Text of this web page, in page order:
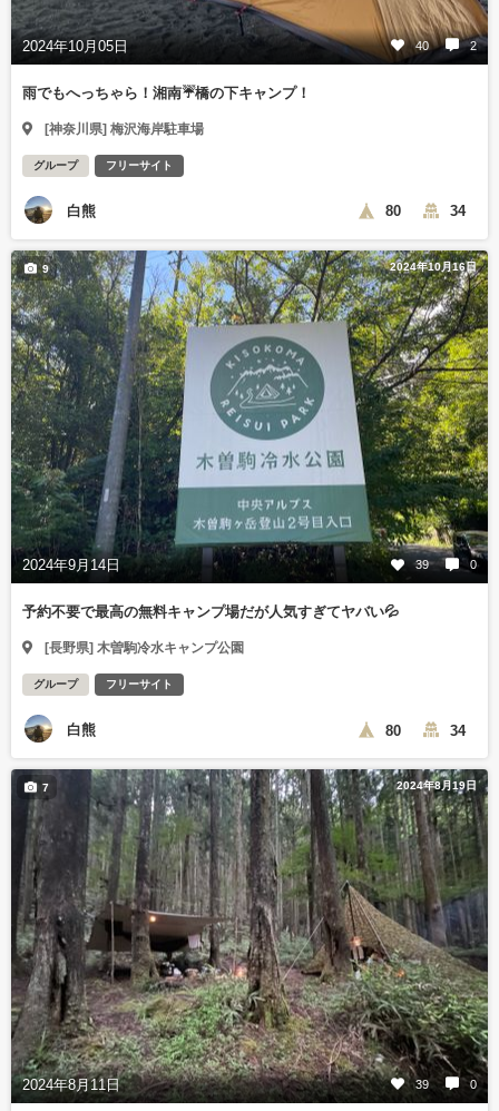
2024年10月05日 40 2
雨でもへっちゃら！湘南☔️橋の下キャンプ！
[神奈川県] 梅沢海岸駐車場
グループ フリーサイト
白熊 80 34
2024年10月16日
2024年9月14日 39 0
9
予約不要で最高の無料キャンプ場だが人気すぎてヤバい💦
[長野県] 木曽駒冷水キャンプ公園
グループ フリーサイト
白熊 80 34
2024年8月19日
2024年8月11日 39 0
7